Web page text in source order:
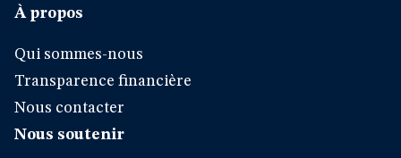
À propos
Qui sommes-nous
Transparence financière
Nous contacter
Nous soutenir